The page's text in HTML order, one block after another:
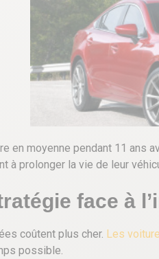
en moyenne pendant 11 ans
prolonger la vie de leur
face à
coûtent plus cher. Les
possible.